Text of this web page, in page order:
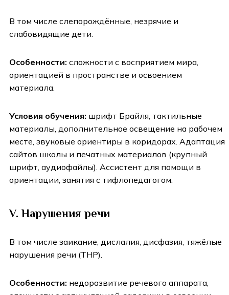
В том числе слепорождённые, незрячие и
слабовидящие дети.
Особенности: сложности с восприятием мира,
ориентацией в пространстве и освоением
материала.
Условия обучения: шрифт Брайля, тактильные
материалы, дополнительное освещение на рабочем
месте, звуковые ориентиры в коридорах. Адаптация
сайтов школы и печатных материалов (крупный
шрифт, аудиофайлы). Ассистент для помощи в
ориентации, занятия с тифлопедагогом.
V. Нарушения речи
В том числе заикание, дислалия, дисфазия, тяжёлые
нарушения речи (ТНР).
Особенности: недоразвитие речевого аппарата,